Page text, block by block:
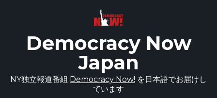
Democracy Now
Japan
NY独立報道番組 Democracy Now! を日本語でお届けし
ています